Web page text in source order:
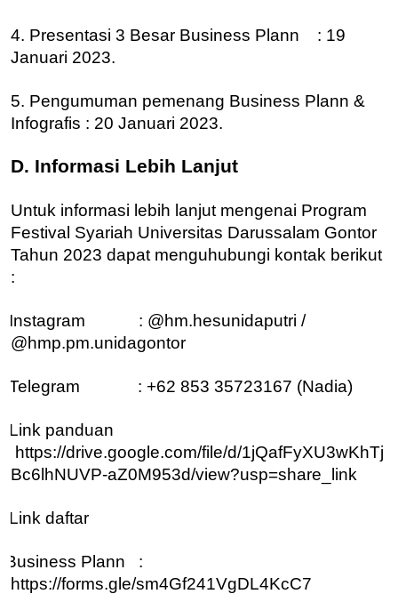
4. Presentasi 3 Besar Business Plann : 19
Januari 2023.
5. Pengumuman pemenang Business Plann &
Infografis : 20 Januari 2023.
D. Informasi Lebih Lanjut
Untuk informasi lebih lanjut mengenai Program
Festival Syariah Universitas Darussalam Gontor
Tahun 2023 dapat menguhubungi kontak berikut
:
Instagram : @hm.hesunidaputri /
@hmp.pm.unidagontor
Telegram : +62 853 35723167 (Nadia)
Link panduan
https://drive.google.com/file/d/1jQafFyXU3wKhTj
Bc6lhNUVP-aZ0M953d/view?usp=share_link
Link daftar
Business Plann :
https://forms.gle/sm4Gf241VgDL4KcC7